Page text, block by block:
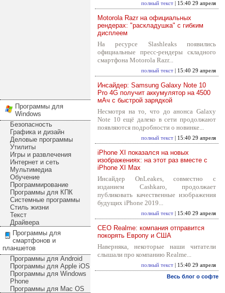
Программы для
Windows
Безопасность
Графика и дизайн
Деловые программы
Утилиты
Игры и развлечения
Интернет и сеть
Мультимедиа
Обучение
Программирование
Программы для КПК
Системные программы
Стиль жизни
Текст
Драйвера
Программы для
смартфонов и
планшетов
Программы для Android
Программы для Apple iOS
Программы для Windows
Phone
Программы для Mac OS
полный текст | 15:40 29 апреля
Motorola Razr на официальных
рендерах: "раскладушка" с гибким
дисплеем
На ресурсе Slashleaks появились
официальные пресс-рендеры складного
смартфона Motorola Razr...
полный текст | 15:40 29 апреля
Инсайдер: Samsung Galaxy Note 10
Pro 4G получит аккумулятор на 4500
мАч с быстрой зарядкой
Несмотря на то, что до анонса Galaxy
Note 10 ещё далеко в сети продолжают
появляются подробности о новинке...
полный текст | 15:40 29 апреля
iPhone XI показался на новых
изображениях: на этот раз вместе с
iPhone XI Max
Инсайдер OnLeakes, совместно с
изданием Cashkaro, продолжает
публиковать качественные изображения
будущих iPhone 2019...
полный текст | 15:40 29 апреля
CEO Realme: компания отправится
покорять Европу и США
Наверняка, некоторые наши читатели
слышали про компанию Realme...
полный текст | 15:40 29 апреля
Весь блог о софте